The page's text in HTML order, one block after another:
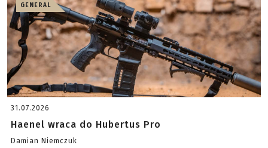
GENERAL
31.07.2026
Haenel wraca do Hubertus Pro
Damian Niemczuk